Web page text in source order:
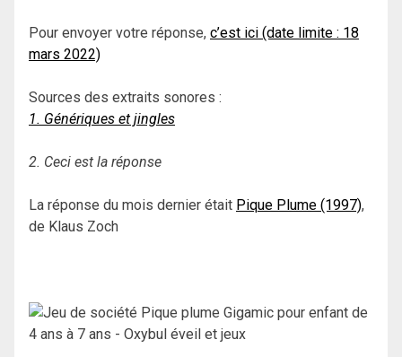
Pour envoyer votre réponse, c’est ici (date limite : 18
mars 2022)
Sources des extraits sonores :
1. Génériques et jingles
2. Ceci est la réponse
La réponse du mois dernier était Pique Plume (1997),
de Klaus Zoch